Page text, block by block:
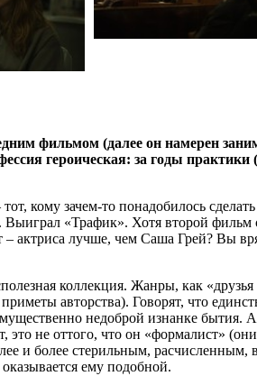
фильмом (далее он намерен
героическая: за годы практики
кому зачем-то понадобилось
«Трафик». Хотя второй
актриса лучше, чем Саша Грей? Вы
коллекция. Жанры, как
авторства). Говорят, что
недоброй изнанке бытия.
это не оттого, что он «формалист»
и более стерильным,
ему подобной.